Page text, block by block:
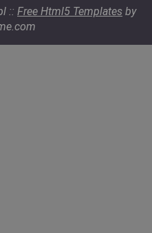
:: Free Html5 Templates by